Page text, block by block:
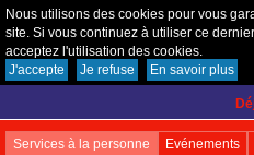
Nous utilisons des cookies pour vous
site. Si vous continuez à utiliser ce
acceptez l'utilisation des cookies.
J'accepte
Je refuse En savoir plus
Créer un
Services à la personne Evénements